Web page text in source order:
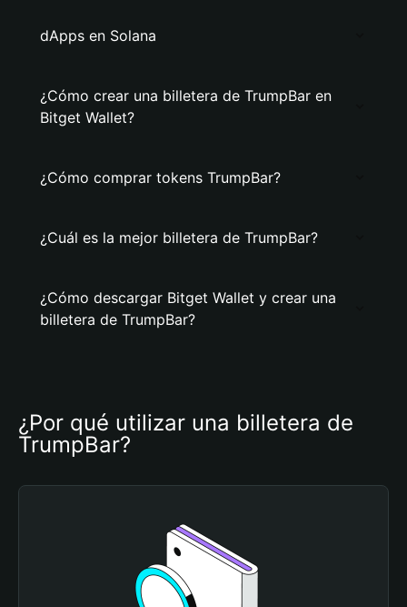
dApps en Solana
¿Cómo crear una billetera de TrumpBar en
Bitget Wallet?
¿Cómo comprar tokens TrumpBar?
¿Cuál es la mejor billetera de TrumpBar?
¿Cómo descargar Bitget Wallet y crear una
billetera de TrumpBar?
¿Por qué utilizar una billetera de
TrumpBar?